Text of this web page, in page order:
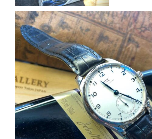
earnest_by_castplanning